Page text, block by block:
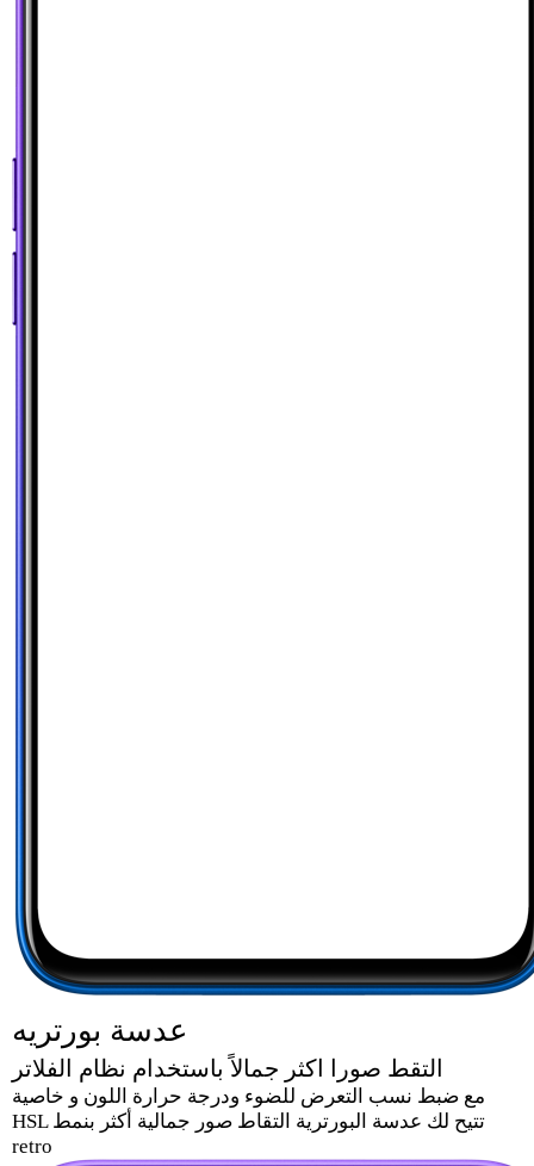
عدسة بورتريه
التقط صورا اكثر جمالاً باستخدام نظام الفلاتر
مع ضبط نسب التعرض للضوء ودرجة حرارة اللون و خاصية
HSL تتيح لك عدسة البورترية التقاط صور جمالية أكثر بنمط
retro